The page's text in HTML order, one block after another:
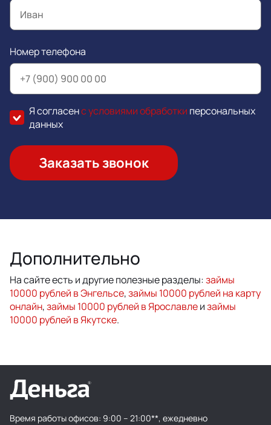
Номер телефона
Я согласенс условиями обработки персональных
данных
Заказать звонок
Дополнительно
На сайте есть и другие полезные разделы:займы
10000 рублей в Энгельсе,займы 10000 рублей на карту
онлайн,займы 10000 рублей в Ярославлеизаймы
10000 рублей в Якутске.
Время работы офисов: 9:00 – 21:00**, ежедневно